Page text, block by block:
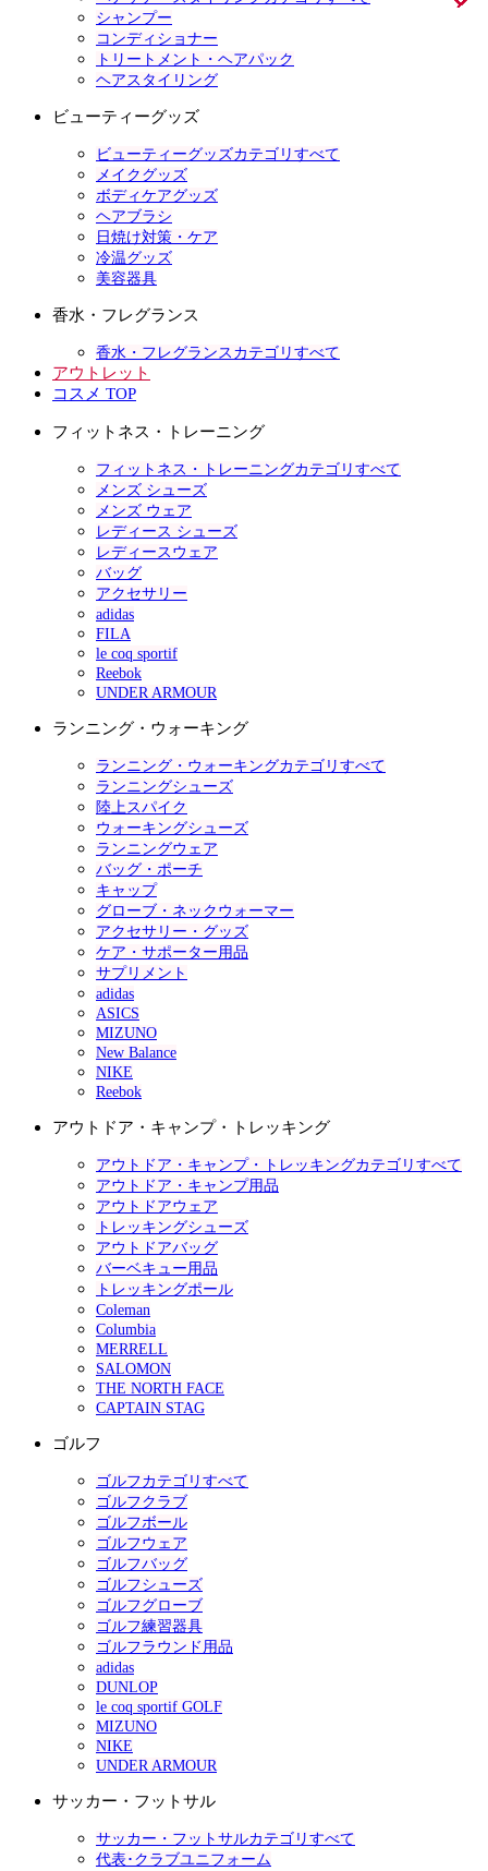
シャンプー
コンディショナー
トリートメント・ヘアパック
ヘアスタイリング
ビューティーグッズ
ビューティーグッズカテゴリすべて
メイクグッズ
ボディケアグッズ
ヘアブラシ
日焼け対策・ケア
冷温グッズ
美容器具
香水・フレグランス
香水・フレグランスカテゴリすべて
アウトレット
コスメ TOP
フィットネス・トレーニング
フィットネス・トレーニングカテゴリすべて
メンズ シューズ
メンズ ウェア
レディース シューズ
レディースウェア
バッグ
アクセサリー
adidas
FILA
le coq sportif
Reebok
UNDER ARMOUR
ランニング・ウォーキング
ランニング・ウォーキングカテゴリすべて
ランニングシューズ
陸上スパイク
ウォーキングシューズ
ランニングウェア
バッグ・ポーチ
キャップ
グローブ・ネックウォーマー
アクセサリー・グッズ
ケア・サポーター用品
サプリメント
adidas
ASICS
MIZUNO
New Balance
NIKE
Reebok
アウトドア・キャンプ・トレッキング
アウトドア・キャンプ・トレッキングカテゴリすべて
アウトドア・キャンプ用品
アウトドアウェア
トレッキングシューズ
アウトドアバッグ
バーベキュー用品
トレッキングポール
Coleman
Columbia
MERRELL
SALOMON
THE NORTH FACE
CAPTAIN STAG
ゴルフ
ゴルフカテゴリすべて
ゴルフクラブ
ゴルフボール
ゴルフウェア
ゴルフバッグ
ゴルフシューズ
ゴルフグローブ
ゴルフ練習器具
ゴルフラウンド用品
adidas
DUNLOP
le coq sportif GOLF
MIZUNO
NIKE
UNDER ARMOUR
サッカー・フットサル
サッカー・フットサルカテゴリすべて
代表･クラブユニフォーム